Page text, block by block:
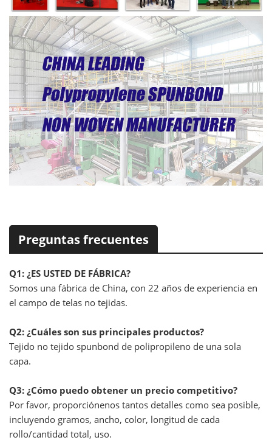
Preguntas frecuentes
Q1: ¿ES USTED DE FÁBRICA?
Somos una fábrica de China, con 22 años de experiencia en
el campo de telas no tejidas.
Q2: ¿Cuáles son sus principales productos?
Tejido no tejido spunbond de polipropileno de una sola
capa.
Q3: ¿Cómo puedo obtener un precio competitivo?
Por favor, proporciónenos tantos detalles como sea posible,
incluyendo gramos, ancho, color, longitud de cada
rollo/cantidad total, uso.